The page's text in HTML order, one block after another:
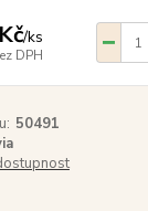
/ks
DPH
50491